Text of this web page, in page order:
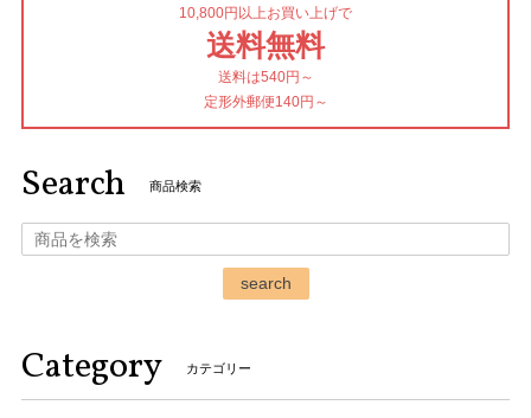
10,800円以上お買い上げで
送料無料
送料は540円～
定形外郵便140円～
Search 商品検索
search
Category カテゴリー